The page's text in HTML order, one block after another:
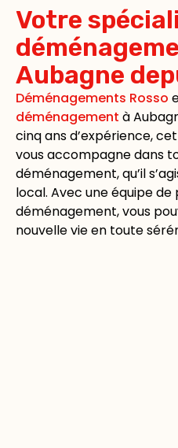
Votre
Aubagne
Déménagements Rosso
déménagement à
cinq ans d’expérience,
vous accompagne dans
déménagement, qu’il
local. Avec une équipe
déménagement, vous
nouvelle vie en toute